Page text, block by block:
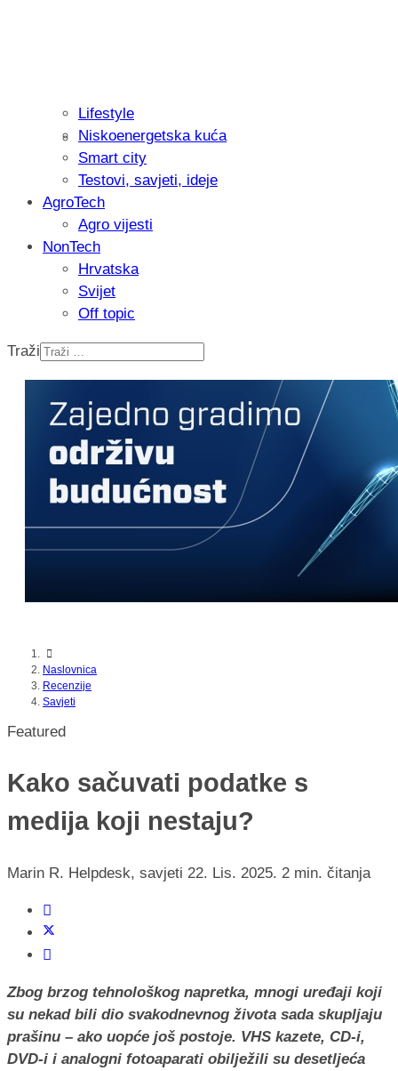
Isprobali smo: Thermostar
Recenzija: Einhell Professional CP-
nikada prije
Lifestyle
Niskoenergetska kuća
Smart city
Testovi, savjeti, ideje
AgroTech
Agro vijesti
NonTech
Hrvatska
Svijet
Off topic
Traži
Naslovnica
Recenzije
Savjeti
Featured
Kako sačuvati podatke s
medija koji nestaju?
Marin R. Helpdesk, savjeti 22. Lis. 2025. 2 min. čitanja
Zbog brzog tehnološkog napretka, mnogi uređaji koji
su nekad bili dio svakodnevnog života sada skupljaju
prašinu – ako uopće još postoje. VHS kazete, CD-i,
DVD-i i analogni fotoaparati obilježili su desetljeća